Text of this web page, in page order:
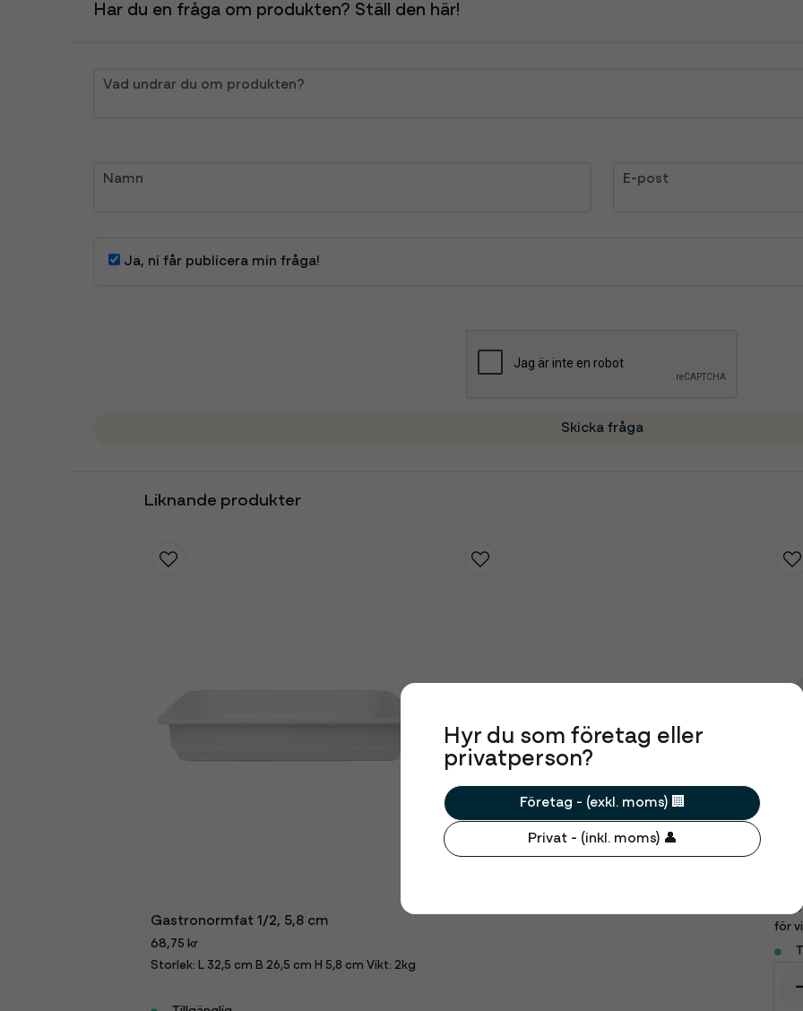
Har du en fråga om produkten? Ställ den här!
question
Vad undrar du om produkten?
name
Namn email
E-post
Ja, ni får publicera min fråga!
Skicka fråga
Liknande produkter
Gastronormfat 1/2, 5,8 cm
68,75 kr
Storlek: L 32,5 cm B 26,5 cm H 5,8 cm Vikt: 2kg
för
-
Hyr du som företag eller
privatperson?
Företag - (exkl. moms) 🏢
Privat - (inkl. moms) 👤